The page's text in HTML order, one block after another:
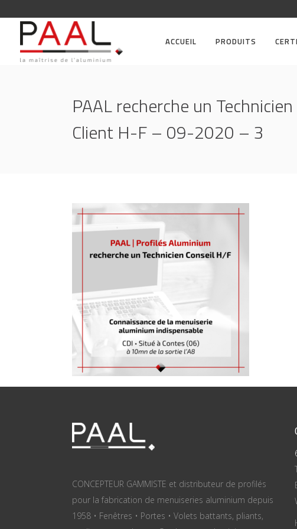
ACCUEIL PRODUITS
PAAL recherche un
Client H-F – 09-2020 – 3
CONCEPTEUR GAMMISTE et distributeur de profilés
pour la fabrication de menuiseries aluminium depuis
1958 • Fenêtres • Portes • Volets battants, pliants,